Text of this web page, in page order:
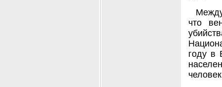
что
году в